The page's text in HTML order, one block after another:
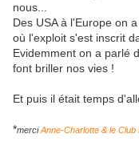
nous...
Des USA à l'Europe on
où l'exploit s'est inscrit
Evidemment on a parlé
font briller nos vies !
Et puis il était temps
*merciAnne-Charlotte & le Club